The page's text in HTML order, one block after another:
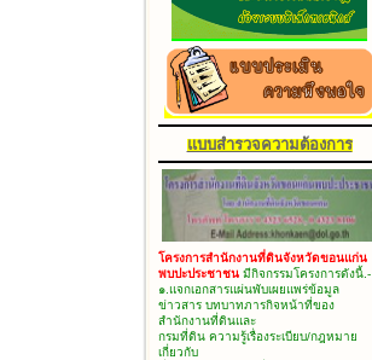
แบบสำรวจความต้องการ
โครงการสำนักงานที่ดินจังหวัดขอนแก่น
พบปะประชาชน มีกิจกรรมโครงการดังนี้.-
๑.แจกเอกสารแผ่นพับเผยแพร่ข้อมูล
ข่าวสาร บทบาทภารกิจหน้าที่ของ
สำนักงานที่ดินและ
กรมที่ดิน ความรู้เรื่องระเบียบ/กฎหมาย
เกี่ยวกับ